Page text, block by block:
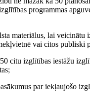
programmas
materiālus, lai
vai citos publiski
citu izglītības iestāžu
par iekļaujošo